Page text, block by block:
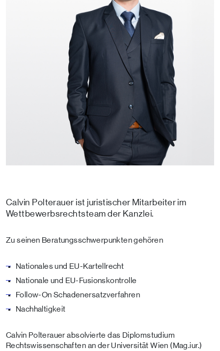
Calvin Polterauer ist juristischer Mitarbeiter im
Wettbewerbsrechtsteam der Kanzlei.
Zu seinen Beratungsschwerpunkten gehören
Nationales und EU-Kartellrecht
Nationale und EU-Fusionskontrolle
Follow-On Schadenersatzverfahren
Nachhaltigkeit
Calvin Polterauer absolvierte das Diplomstudium
Rechtswissenschaften an der Universität Wien (Mag.iur.)